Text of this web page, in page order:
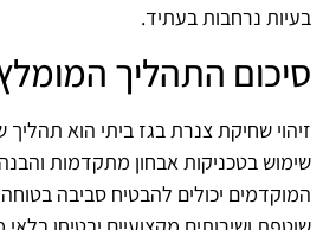
בעיות נרחבות בעתיד.
סיכום התהליך
זיהוי שחיקת צנרת בגז ביתי הוא
שימוש בטכניקות אבחון מתקדמות
המוקדמים יכולים להבטיח סביבה